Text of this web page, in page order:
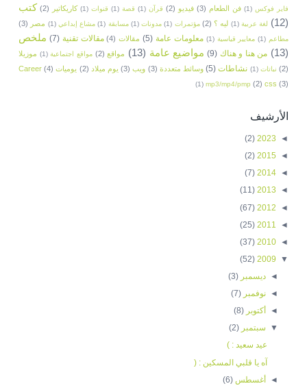
فاير فوكس (1) فن الطعام (3) فيديو (2) قرآن (1) قصة (1) قنوات (1) كاريكاتير (2) كتب
(12) لغة عربية (1) ليه ؟ (2) مؤتمرات (1) مدونات (1) مسابقة (1) مشاع إبداعي (1) مصر (3)
مطاعم (1) معايير قياسية (1) معلومات عامة (5) مقالات (4) مقالات تقنية (7) ملخص
(13) من هنا و هناك (9) مواضيع عامة (13) مواقع (2) مواقع اجتماعية (1) موزيلا
(2) نباتات (1) نشاطات (5) وسائط متعددة (3) ويب (3) يوم ميلاد (2) يوميات (4)
Career
(3)
css
(2)
mp3/mp4/pmp
(1)
الأرشيف
◄
2023
(2)
◄
2015
(2)
◄
2014
(7)
◄
2013
(11)
◄
2012
(67)
◄
2011
(25)
◄
2010
(37)
▼
2009
(52)
◄ ديسمبر (3)
◄ نوفمبر (7)
◄
أكتوبر (8)
▼ سبتمبر (2)
عيد سعيد : )
آه يا قلبي المسكين : (
◄ أغسطس (6)